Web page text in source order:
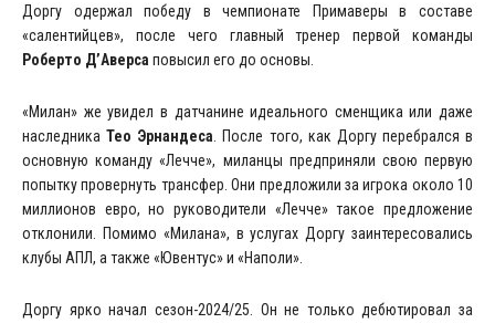
Доргу одержал победу в чемпионате Примаверы в составе
«салентийцев», после чего главный тренер первой команды
Роберто Д’Аверса повысил его до основы.
«Милан» же увидел в датчанине идеального сменщика или даже
наследникаТео Эрнандеса . После того, как Доргу перебрался в
основную команду «Лечче», миланцы предприняли свою первую
попытку провернуть трансфер. Они предложили за игрока около 10
миллионов евро, но руководители «Лечче» такое предложение
отклонили. Помимо «Милана», в услугах Доргу заинтересовались
клубы АПЛ, а также «Ювентус» и «Наполи».
Доргу ярко начал сезон-2024/25. Он не только дебютировал за